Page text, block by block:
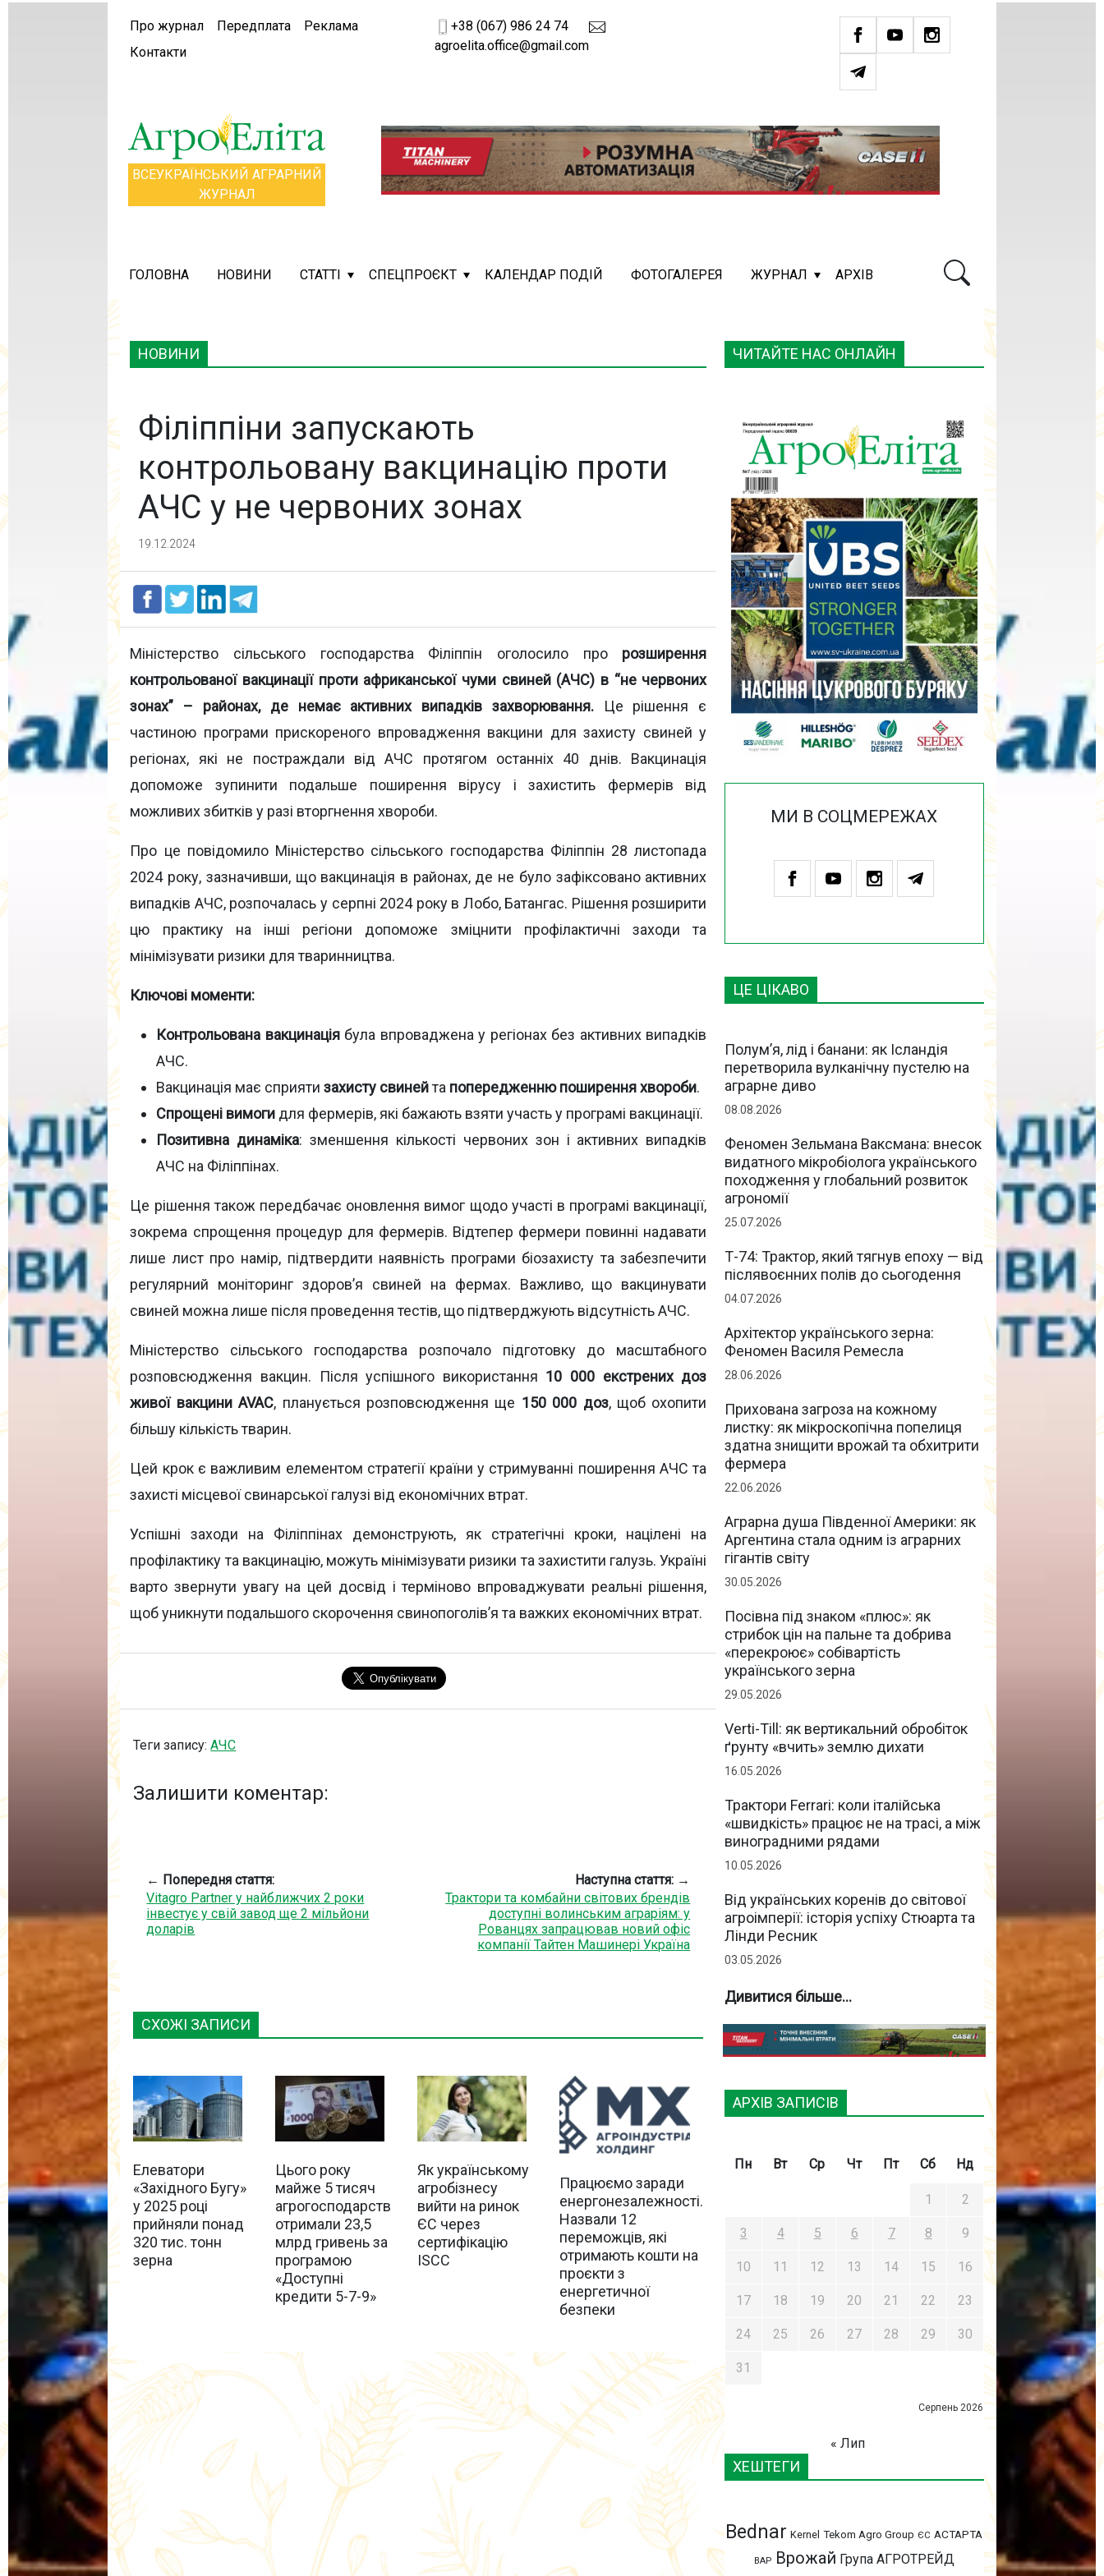
Про журнал Передплата
Реклама
Контакти
+38 (067) 986 24 74
agroelita.office@gmail.com
ВСЕУКРАЇНСЬКИЙ АГРАРНИЙ
ЖУРНАЛ
ГОЛОВНА НОВИНИ СТАТТІ СПЕЦПРОЄКТ КАЛЕНДАР ПОДІЙ ФОТОГАЛЕРЕЯ ЖУРНАЛ АРХІВ
ЧИТАЙТЕ НАС ОНЛАЙН
МИ В СОЦМЕРЕЖАХ
ЦЕ ЦІКАВО
Полум’я, лід і банани: як Ісландія
перетворила вулканічну пустелю на
аграрне диво
08.08.2026
Феномен Зельмана Ваксмана: внесок
видатного мікробіолога українського
походження у глобальний розвиток
агрономії
25.07.2026
Т-74: Трактор, який тягнув епоху — від
післявоєнних полів до сьогодення
04.07.2026
Архітектор українського зерна:
Феномен Василя Ремесла
28.06.2026
Прихована загроза на кожному
листку: як мікроскопічна попелиця
здатна знищити врожай та обхитрити
фермера
22.06.2026
Аграрна душа Південної Америки: як
Аргентина стала одним із аграрних
гігантів світу
30.05.2026
Посівна під знаком «плюс»: як
стрибок цін на пальне та добрива
«перекроює» собівартість
українського зерна
29.05.2026
Verti-Till: як вертикальний обробіток
ґрунту «вчить» землю дихати
16.05.2026
Трактори Ferrari: коли італійська
«швидкість» працює не на трасі, а між
виноградними рядами
10.05.2026
Від українських коренів до світової
агроімперії: історія успіху Стюарта та
Лінди Ресник
03.05.2026
Дивитися більше...
АРХІВ ЗАПИСІВ
Серпень 2026
Пн Вт Ср Чт Пт Сб Нд
1 2
3 4 5 6 7 8 9
10 11 12 13 14 15 16
17 18 19 20 21 22 23
24 25 26 27 28 29 30
31
« Лип
ХЕШТЕГИ
Bednar Kernel Tekom Agro Group ЄС АСТАРТА
ВАР Врожай Група АГРОТРЕЙД
НОВИНИ
Філіппіни запускають
контрольовану вакцинацію проти
АЧС у не червоних зонах
19.12.2024
Міністерство сільського господарства Філіппін оголосило про розширення
контрольованої вакцинації проти африканської чуми свиней (АЧС) в “не червоних
зонах” – районах, де немає активних випадків захворювання.Це рішення є
частиною програми прискореного впровадження вакцини для захисту свиней у
регіонах, які не постраждали від АЧС протягом останніх 40 днів. Вакцинація
допоможе зупинити подальше поширення вірусу і захистить фермерів від
можливих збитків у разі вторгнення хвороби.
Про це повідомило Міністерство сільського господарства Філіппін 28 листопада
2024 року, зазначивши, що вакцинація в районах, де не було зафіксовано активних
випадків АЧС, розпочалась у серпні 2024 року в Лобо, Батангас. Рішення розширити
цю практику на інші регіони допоможе зміцнити профілактичні заходи та
мінімізувати ризики для тваринництва.
Ключові моменти:
Контрольована вакцинаціябула впроваджена у регіонах без активних випадків
АЧС.
Вакцинація має сприятизахисту свинейта попередженню поширення хвороби.
Спрощені вимоги для фермерів, які бажають взяти участь у програмі вакцинації.
Позитивна динаміка: зменшення кількості червоних зон і активних випадків
АЧС на Філіппінах.
Це рішення також передбачає оновлення вимог щодо участі в програмі вакцинації,
зокрема спрощення процедур для фермерів. Відтепер фермери повинні надавати
лише лист про намір, підтвердити наявність програми біозахисту та забезпечити
регулярний моніторинг здоров’я свиней на фермах. Важливо, що вакцинувати
свиней можна лише після проведення тестів, що підтверджують відсутність АЧС.
Міністерство сільського господарства розпочало підготовку до масштабного
розповсюдження вакцин. Після успішного використання 10 000 екстрених доз
живої вакцини AVAC, планується розповсюдження ще 150 000 доз, щоб охопити
більшу кількість тварин.
Цей крок є важливим елементом стратегії країни у стримуванні поширення АЧС та
захисті місцевої свинарської галузі від економічних втрат.
Успішні заходи на Філіппінах демонструють, як стратегічні кроки, націлені на
профілактику та вакцинацію, можуть мінімізувати ризики та захистити галузь. Україні
варто звернути увагу на цей досвід і терміново впроваджувати реальні рішення,
щоб уникнути подальшого скорочення свинопоголів’я та важких економічних втрат.
Теги запису:АЧС
Залишити коментар:
← Попередня стаття:
Vitagro Partner у найближчих 2 роки
інвестує у свій завод ще 2 мільйони
доларів
Наступна стаття: →
Трактори та комбайни світових брендів
доступні волинським аграріям: у
Рованцях запрацював новий офіс
компанії Тайтен Машинері Україна
СХОЖІ ЗАПИСИ
Елеватори
«Західного Бугу»
у 2025 році
прийняли понад
320 тис. тонн
зерна
Цього року
майже 5 тисяч
агрогосподарств
отримали 23,5
млрд гривень за
програмою
«Доступні
кредити 5-7-9»
Як українському
агробізнесу
вийти на ринок
ЄС через
сертифікацію
ISCC
Працюємо заради
енергонезалежності.
Назвали 12
переможців, які
отримають кошти на
проєкти з
енергетичної
безпеки